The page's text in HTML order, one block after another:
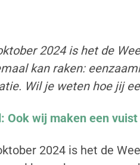
2024 is het de
kan raken:
Wil je weten hoe jij
Ook wij maken een
2024 is het de